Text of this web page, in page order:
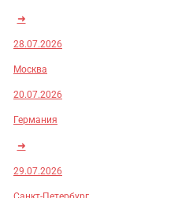
➜
28.07.2026
Москва
20.07.2026
Германия
➜
29.07.2026